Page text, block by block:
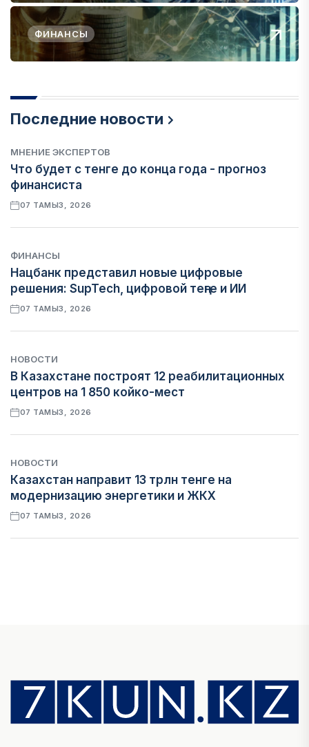
ФИНАНСЫ
Последние новости
МНЕНИЕ ЭКСПЕРТОВ
Что будет с тенге до конца года - прогноз
финансиста
07 ТАМЫЗ, 2026
ФИНАНСЫ
Нацбанк представил новые цифровые
решения: SupTech, цифровой теңге и ИИ
07 ТАМЫЗ, 2026
НОВОСТИ
В Казахстане построят 12 реабилитационных
центров на 1 850 койко-мест
07 ТАМЫЗ, 2026
НОВОСТИ
Казахстан направит 13 трлн тенге на
модернизацию энергетики и ЖКХ
07 ТАМЫЗ, 2026
Денежно-кредитная политика влияет не
только на спрос, но и на предложение труда
07 ТАМЫЗ, 2026